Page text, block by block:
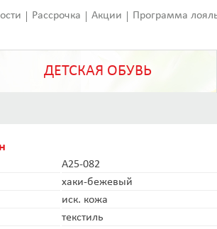
Рассрочка Акции Программа
ДЕТСКАЯ ОБУВЬ
A25-082
хаки-бежевый
иск. кожа
текстиль